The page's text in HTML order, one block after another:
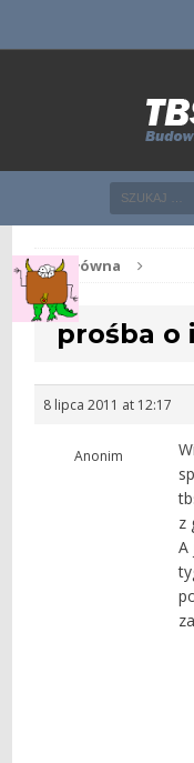
Str. główna
prośba o
8 lipca 2011 at 12:17
Anonim
z
A